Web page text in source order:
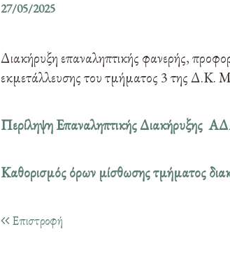
27/05/2025
Διακήρυξη επαναληπτικής φανερής,
εκμετάλλευσης του τμήματος 3 της Δ.Κ.
Περίληψη Επαναληπτικής
Καθορισμός όρων μίσθωσης τμήματος
Επιστροφή